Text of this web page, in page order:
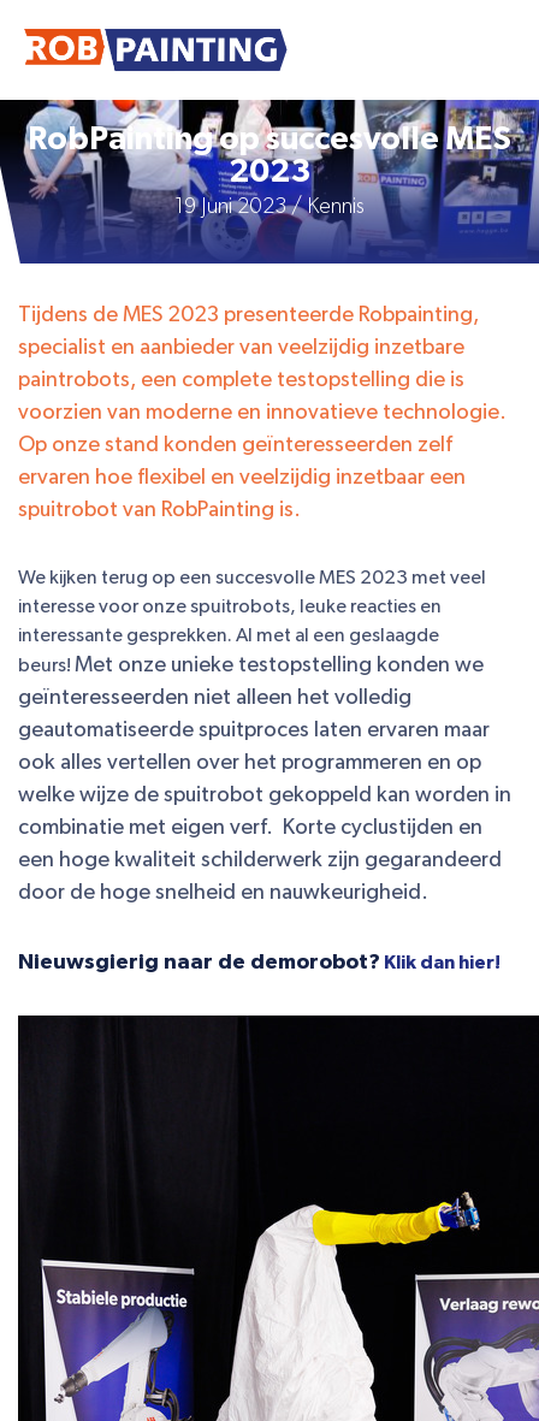
RobPainting op succesvolle MES
2023
19 Juni 2023 / Kennis
Tijdens de MES 2023 presenteerde Robpainting,
specialist en aanbieder van veelzijdig inzetbare
paintrobots, een complete testopstelling die is
voorzien van moderne en innovatieve technologie.
Op onze stand konden geïnteresseerden zelf
ervaren hoe flexibel en veelzijdig inzetbaar een
spuitrobot van RobPainting is.
We kijken terug op een succesvolle MES 2023 met veel
interesse voor onze spuitrobots, leuke reacties en
interessante gesprekken. Al met al een geslaagde
beurs! Met onze unieke testopstelling konden we
geïnteresseerden niet alleen het volledig
geautomatiseerde spuitproces laten ervaren maar
ook alles vertellen over het programmeren en op
welke wijze de spuitrobot gekoppeld kan worden in
combinatie met eigen verf. Korte cyclustijden en
een hoge kwaliteit schilderwerk zijn gegarandeerd
door de hoge snelheid en nauwkeurigheid.
Nieuwsgierig naar de demorobot? Klik dan hier!